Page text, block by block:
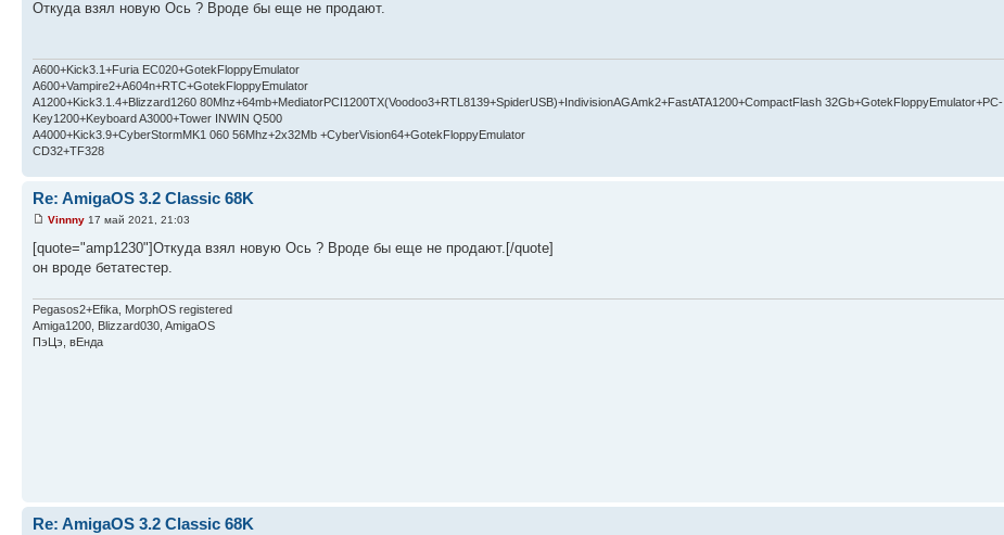
Откуда взял новую Ось ? Вроде бы еще не продают.
A600+Kick3.1+Furia EC020+GotekFloppyEmulator
A600+Vampire2+A604n+RTC+GotekFloppyEmulator
A1200+Kick3.1.4+Blizzard1260 80Mhz+64mb+MediatorPCI1200TX(Voodoo3+RTL8139+SpiderUSB)+IndivisionAGAmk2+FastATA1200+CompactFlash 32Gb+GotekFloppyEmulator+PC-
Key1200+Keyboard A3000+Tower INWIN Q500
A4000+Kick3.9+CyberStormMK1 060 56Mhz+2x32Mb +CyberVision64+GotekFloppyEmulator
CD32+TF328
Re: AmigaOS 3.2 Classic 68K
Vinnny 17 май 2021, 21:03
[quote="amp1230"]Откуда взял новую Ось ? Вроде бы еще не продают.[/quote]
он вроде бетатестер.
Pegasos2+Efika, MorphOS registered
Amiga1200, Blizzard030, AmigaOS
ПэЦэ, вЕнда
Re: AmigaOS 3.2 Classic 68K